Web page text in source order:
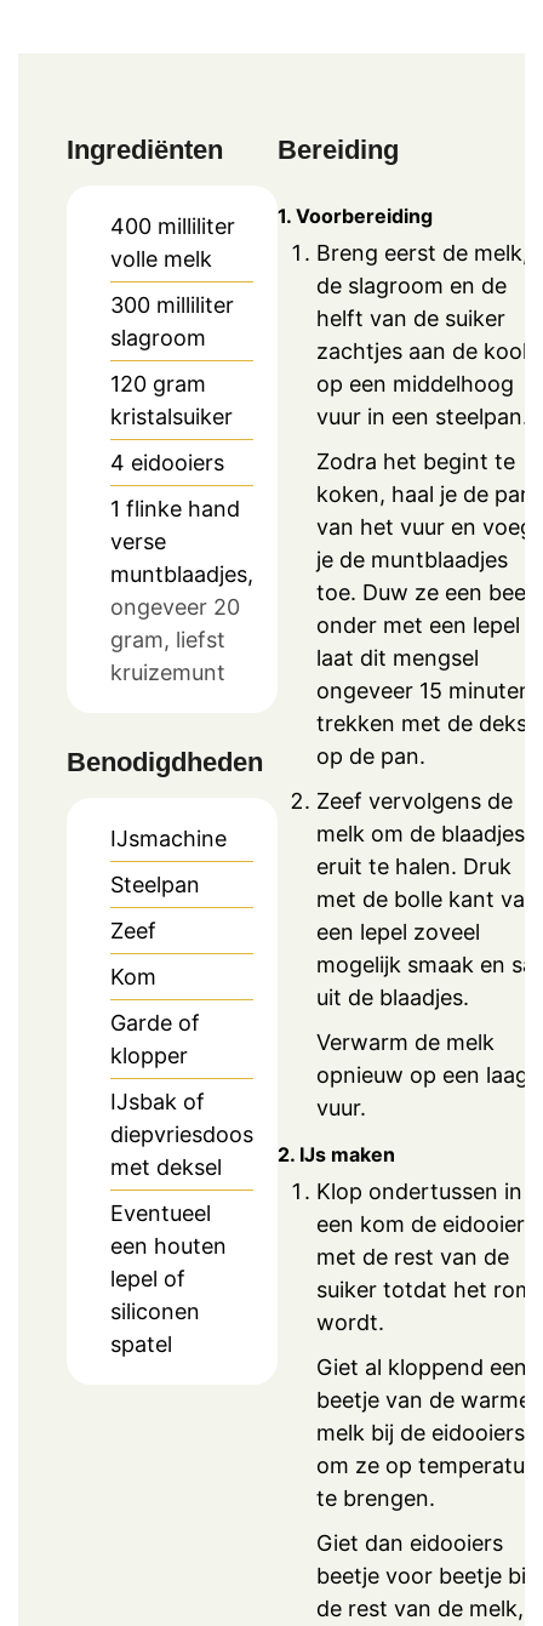
Ingrediënten
400 milliliter
volle melk
300 milliliter
slagroom
120 gram
kristalsuiker
4 eidooiers
1 flinke hand
verse
muntblaadjes,
ongeveer 20
gram, liefst
kruizemunt
Benodigdheden
IJsmachine
Steelpan
Zeef
Kom
Garde of
klopper
IJsbak of
diepvriesdoos
met deksel
Eventueel
een houten
lepel of
siliconen
spatel
Bereiding
1. Voorbereiding
Breng eerst de melk,
de slagroom en de
helft van de suiker
zachtjes aan de kook
op een middelhoog
vuur in een steelpan.
Zodra het begint te
koken, haal je de pan
van het vuur en voeg
je de muntblaadjes
toe. Duw ze een
onder met een lepel
laat dit mengsel
ongeveer 15 minuten
trekken met de deksel
op de pan.
Zeef vervolgens de
melk om de blaadjes
eruit te halen. Druk
met de bolle kant van
een lepel zoveel
mogelijk smaak en
uit de blaadjes.
Verwarm de melk
opnieuw op een laag
vuur.
2. IJs maken
Klop ondertussen in
een kom de eidooiers
met de rest van de
suiker totdat het
wordt.
Giet al kloppend een
beetje van de warme
melk bij de eidooiers
om ze op
te brengen.
Giet dan eidooiers
beetje voor beetje bij
de rest van de melk,